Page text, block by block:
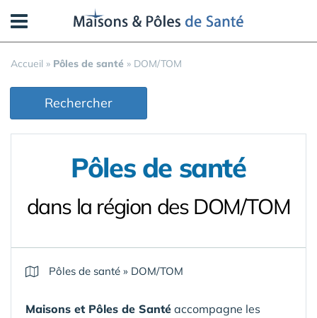
Accueil » Pôles de santé » DOM/TOM
Rechercher
Pôles de santé
dans la région des DOM/TOM
Pôles de santé » DOM/TOM
Maisons et Pôles de Santé accompagne les
Panneau de gestion des cookies